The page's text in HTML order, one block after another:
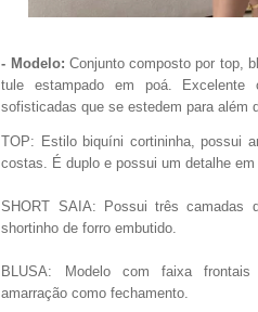
- Modelo: Conjunto composto por top,
tule estampado em poá.
Excelente
sofisticadas que se estedem para além
TOP: Estilo biquíni cortininha, possui
costas. É duplo e possui um detalhe em
SHORT SAIA: Possui três camadas
shortinho de forro embutido.
BLUSA: Modelo com faixa
amarração como fechamento.